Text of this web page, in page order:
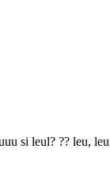
si leul? ?? leu, leu